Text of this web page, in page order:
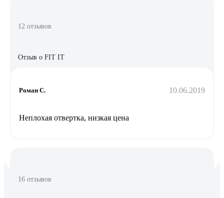
12 отзывов
Отзыв о FIT IT
Роман С. 10.06.2019
Неплохая отвертка, низкая цена
16 отзывов